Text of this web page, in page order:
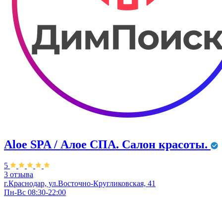
Aloe SPA / Алое СПА. Салон красоты.
5
3 отзыва
г.Краснодар, ул.Восточно-Кругликовская, 41
Пн-Вс 08:30-22:00